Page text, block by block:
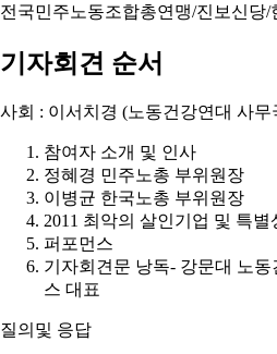
전국민주노동조합총연맹/진보신당/
기자회견 순서
사회 : 이서치경 (노동건강연대 사무
참여자 소개 및 인사
정혜경 민주노총 부위원장
이병균 한국노총 부위원장
2011 최악의 살인기업 및 특
퍼포먼스
기자회견문 낭독- 강문대 노
스 대표
질의및 응답